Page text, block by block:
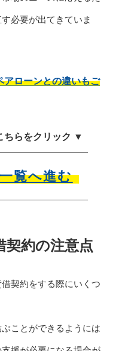
必要が出てきていま
アローンとの違いもご
ちらをクリック ▼
覧へ進む
契約の注意点
契約をする際にいくつ
ことができるようには